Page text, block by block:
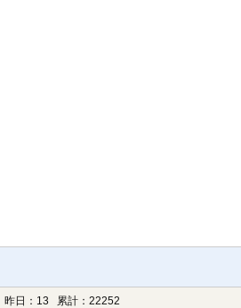
昨日：13 累計：22252